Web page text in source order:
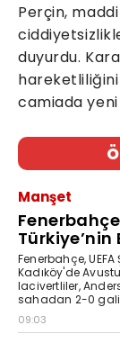
Perçin,
duyurdu.
hareketliliğini
camiada yeni
Manşet
Türkiye’nin
Fenerbahçe,
Kadıköy'de
lacivertliler,
sahadan 2-0
09:03